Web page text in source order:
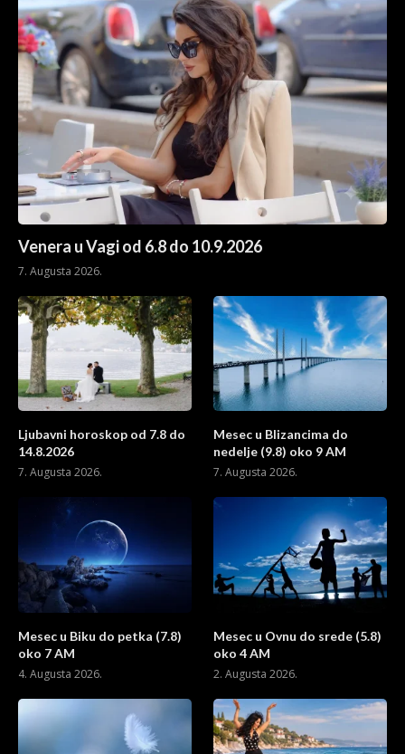
Venera u Vagi od 6.8 do 10.9.2026
7. Augusta 2026.
Ljubavni horoskop od 7.8 do
14.8.2026
7. Augusta 2026.
Mesec u Blizancima do
nedelje (9.8) oko 9 AM
7. Augusta 2026.
Mesec u Biku do petka (7.8)
oko 7 AM
4. Augusta 2026.
Mesec u Ovnu do srede (5.8)
oko 4 AM
2. Augusta 2026.